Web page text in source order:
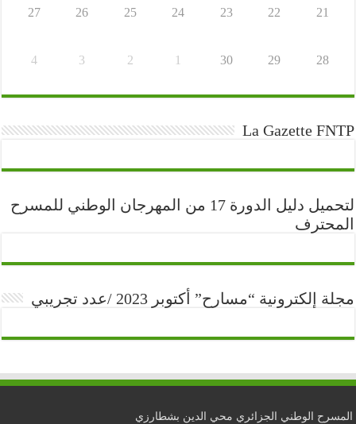
21
22
23
24
25
26
27
28
29
30
1
2
3
4
La Gazette FNTP
لتحميل دليل الدورة 17 من المهرجان الوطني للمسرح
المحترف
مجلة إلكترونية “مسارح” أكتوبر 2023 /عدد تجريبي
المسرح الوطني الجزائري محي الدين بشطارزي